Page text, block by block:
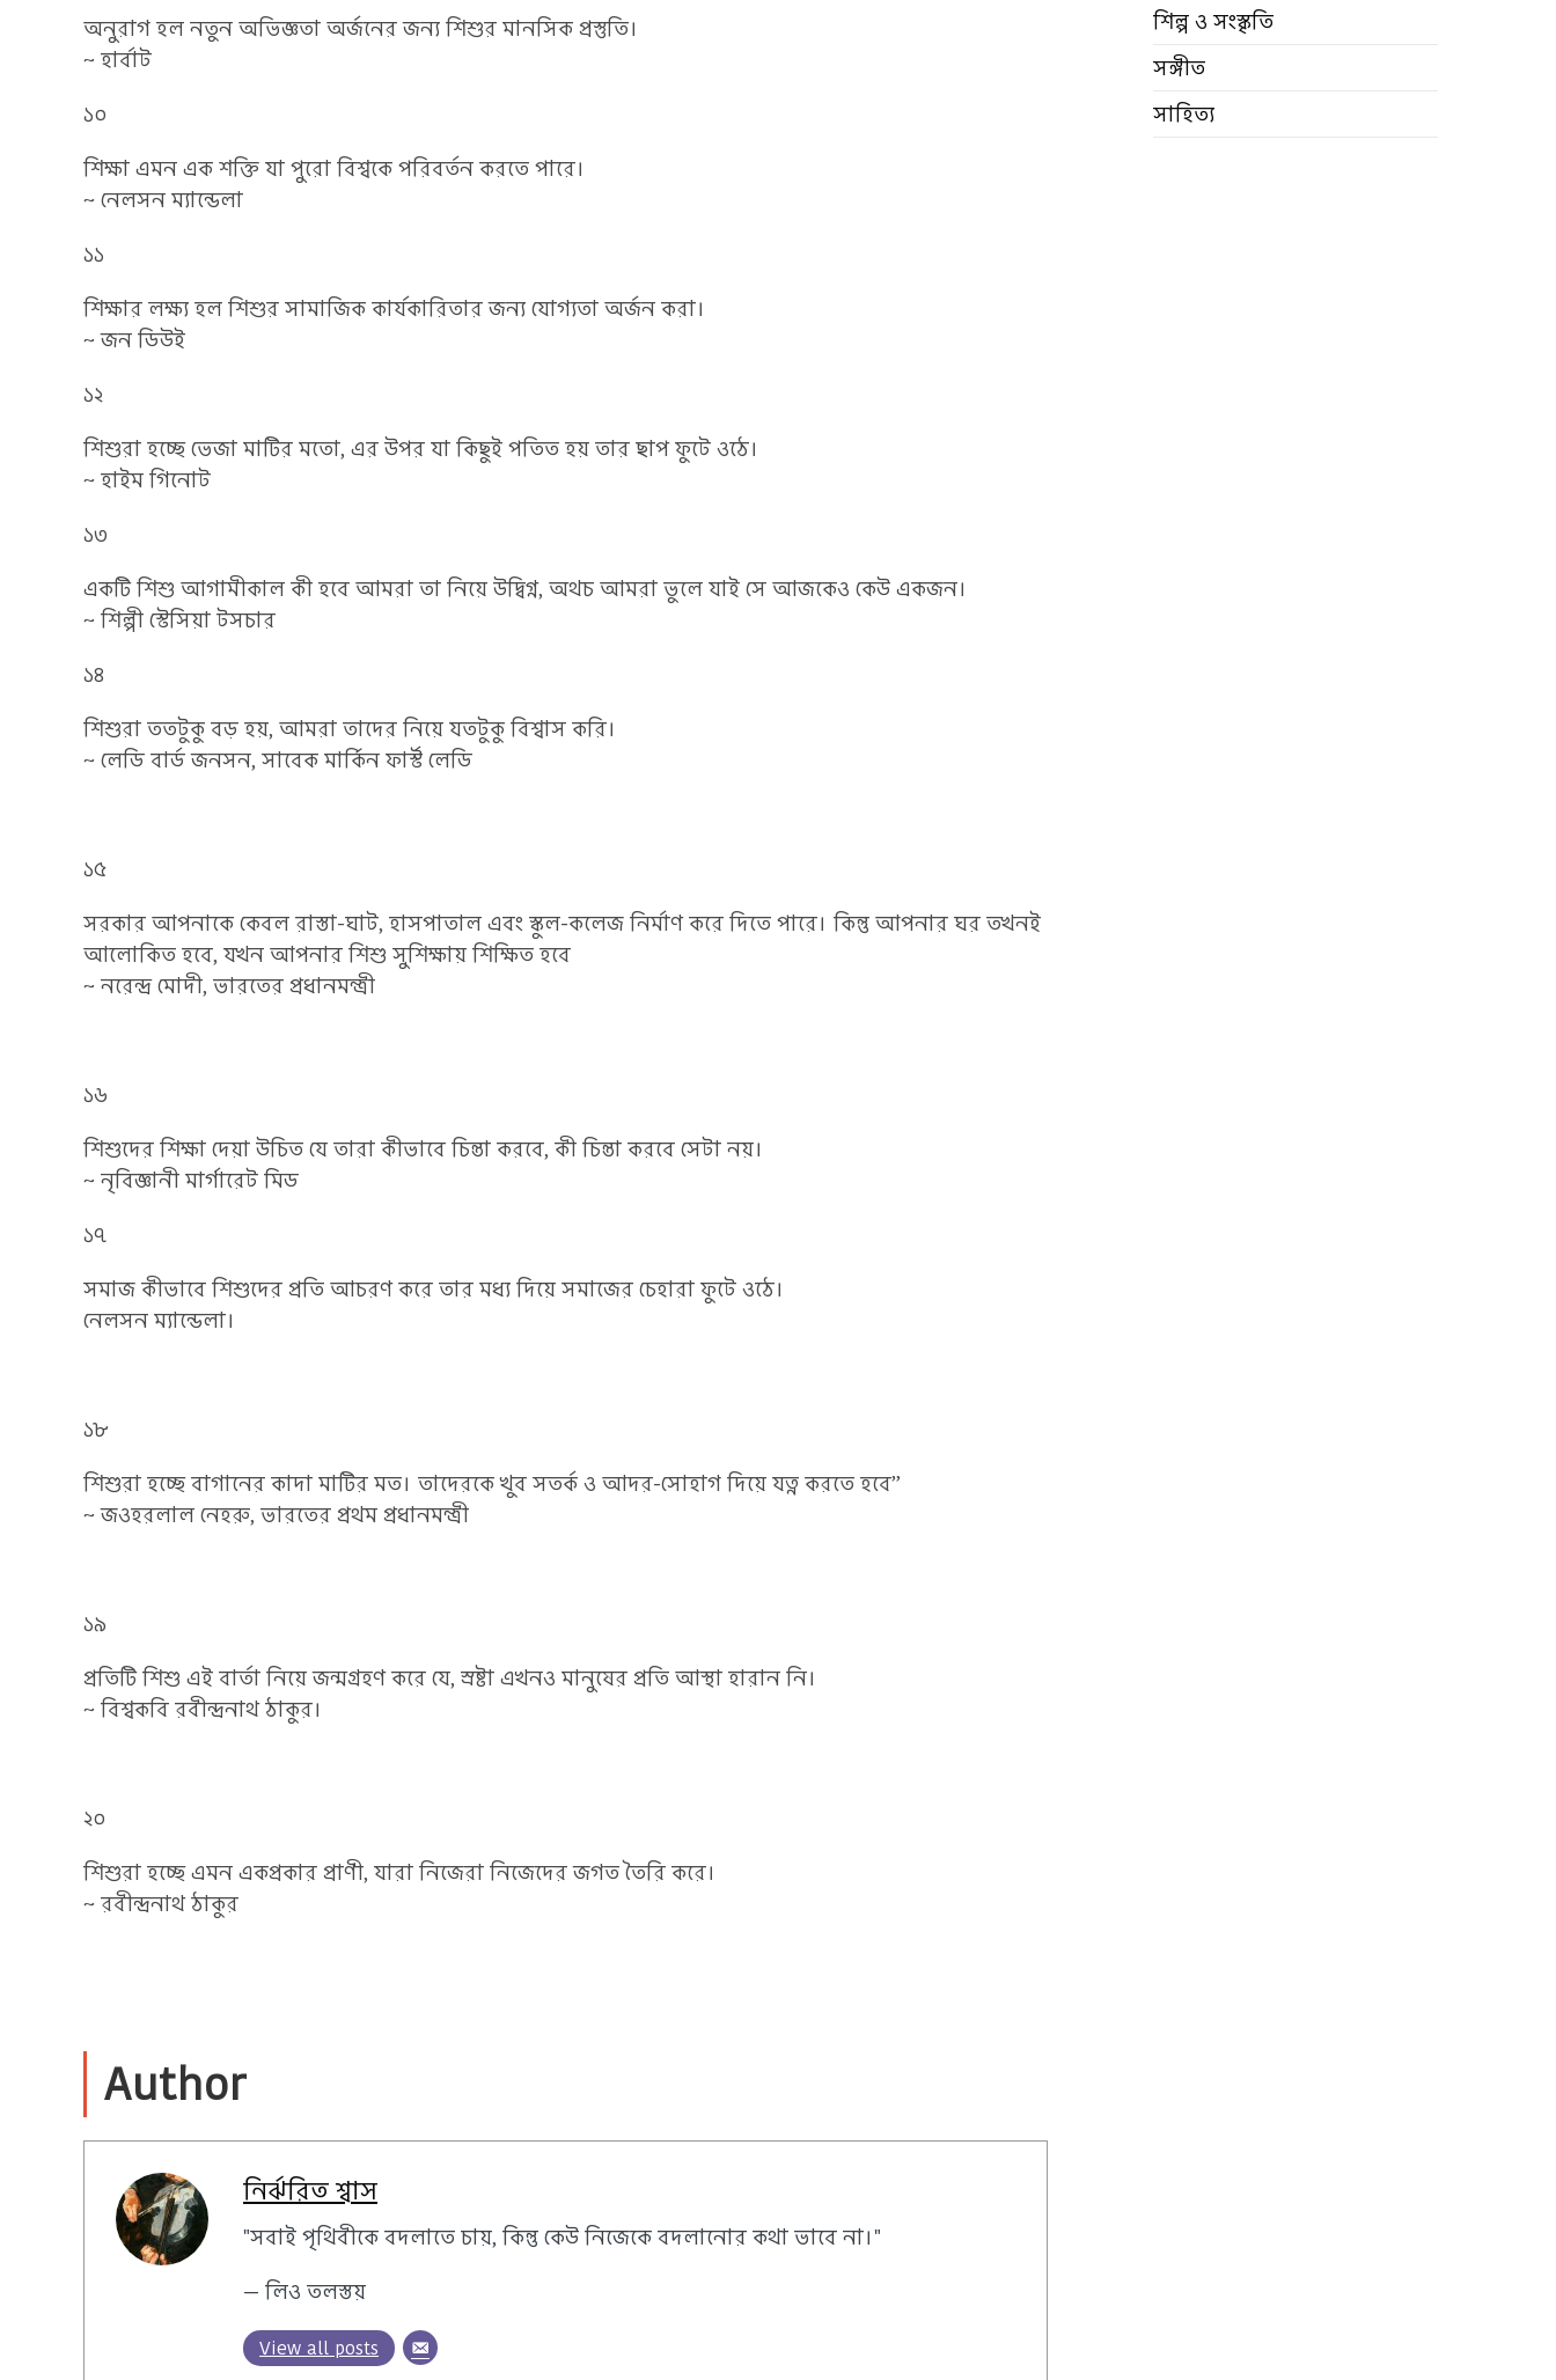
অনুরাগ হল নতুন অভিজ্ঞতা অর্জনের জন্য শিশুর মানসিক প্রস্তুতি।
~ হার্বাট
১০
শিক্ষা এমন এক শক্তি যা পুরো বিশ্বকে পরিবর্তন করতে পারে।
~ নেলসন ম্যান্ডেলা
১১
শিক্ষার লক্ষ্য হল শিশুর সামাজিক কার্যকারিতার জন্য যোগ্যতা অর্জন করা।
~ জন ডিউই
১২
শিশুরা হচ্ছে ভেজা মাটির মতো, এর উপর যা কিছুই পতিত হয় তার ছাপ ফুটে ওঠে।
~ হাইম গিনোট
১৩
একটি শিশু আগামীকাল কী হবে আমরা তা নিয়ে উদ্বিগ্ন, অথচ আমরা ভুলে যাই সে আজকেও কেউ একজন।
~ শিল্পী স্টেসিয়া টসচার
১৪
শিশুরা ততটুকু বড় হয়, আমরা তাদের নিয়ে যতটুকু বিশ্বাস করি।
~ লেডি বার্ড জনসন, সাবেক মার্কিন ফার্স্ট লেডি
১৫
সরকার আপনাকে কেবল রাস্তা-ঘাট, হাসপাতাল এবং স্কুল-কলেজ নির্মাণ করে দিতে পারে। কিন্তু আপনার ঘর তখনই
আলোকিত হবে, যখন আপনার শিশু সুশিক্ষায় শিক্ষিত হবে
~ নরেন্দ্র মোদী, ভারতের প্রধানমন্ত্রী
১৬
শিশুদের শিক্ষা দেয়া উচিত যে তারা কীভাবে চিন্তা করবে, কী চিন্তা করবে সেটা নয়।
~ নৃবিজ্ঞানী মার্গারেট মিড
১৭
সমাজ কীভাবে শিশুদের প্রতি আচরণ করে তার মধ্য দিয়ে সমাজের চেহারা ফুটে ওঠে।
নেলসন ম্যান্ডেলা।
১৮
শিশুরা হচ্ছে বাগানের কাদা মাটির মত। তাদেরকে খুব সতর্ক ও আদর-সোহাগ দিয়ে যত্ন করতে হবে”
~ জওহরলাল নেহরু, ভারতের প্রথম প্রধানমন্ত্রী
১৯
প্রতিটি শিশু এই বার্তা নিয়ে জন্মগ্রহণ করে যে, স্রষ্টা এখনও মানুষের প্রতি আস্থা হারান নি।
~ বিশ্বকবি রবীন্দ্রনাথ ঠাকুর।
২০
শিশুরা হচ্ছে এমন একপ্রকার প্রাণী, যারা নিজেরা নিজেদের জগত তৈরি করে।
~ রবীন্দ্রনাথ ঠাকুর
Author
নির্ঝরিত শ্বাস
"সবাই পৃথিবীকে বদলাতে চায়, কিন্তু কেউ নিজেকে বদলানোর কথা ভাবে না।"
— লিও তলস্তয়
View all posts
শিল্প ও সংস্কৃতি
সঙ্গীত
সাহিত্য